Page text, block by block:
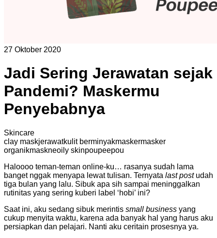
27 Oktober 2020
Jadi Sering Jerawatan sejak
Pandemi? Maskermu
Penyebabnya
Skincare
clay maskjerawatkulit berminyakmaskermasker
organikmaskneoily skinpoupeepou
Haloooo teman-teman online-ku… rasanya sudah lama
banget nggak menyapa lewat tulisan. Ternyata last postudah
tiga bulan yang lalu. Sibuk apa sih sampai meninggalkan
rutinitas yang sering kuberi label ‘hobi’ ini?
Saat ini, aku sedang sibuk merintis small business yang
cukup menyita waktu, karena ada banyak hal yang harus aku
persiapkan dan pelajari. Nanti aku ceritain prosesnya ya.